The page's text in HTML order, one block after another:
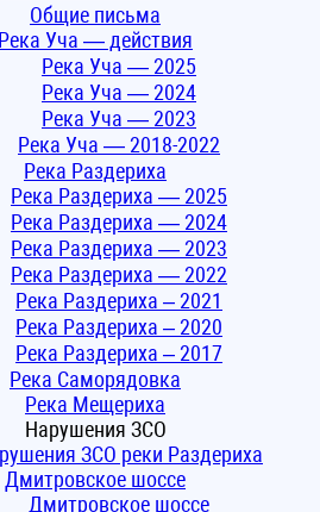
Общие письма
Река Уча — действия
Река Уча — 2025
Река Уча — 2024
Река Уча — 2023
Река Уча — 2018-2022
Река Раздериха
Река Раздериха — 2025
Река Раздериха — 2024
Река Раздериха — 2023
Река Раздериха — 2022
Река Раздериха – 2021
Река Раздериха – 2020
Река Раздериха – 2017
Река Саморядовка
Река Мещериха
Нарушения ЗСО
ЗСО реки Раздериха
Дмитровское шоссе
Дмитровское шоссе